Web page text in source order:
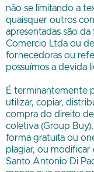
não se limitando a
quaisquer outros
apresentadas são da
Comercio Ltda ou
fornecedoras ou
possuímos a devida
É terminantemente
utilizar, copiar,
compra do direito
coletiva (Group
forma gratuita ou
plagiar, ou
Santo Antonio Di